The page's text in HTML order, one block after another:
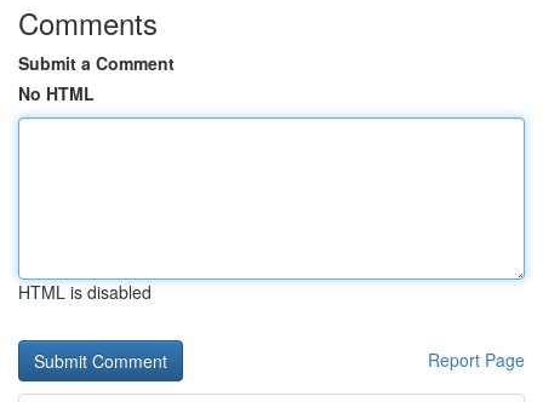
Comments
Submit a Comment
No HTML
HTML is disabled
Report Page